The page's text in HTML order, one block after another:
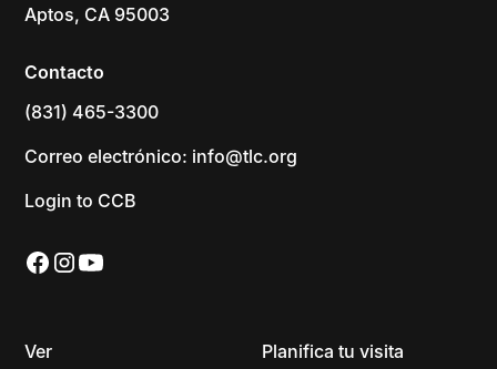
Aptos, CA 95003
Contacto
(831) 465-3300
Correo electrónico: info@tlc.org
Login to CCB
Ver Planifica tu visita